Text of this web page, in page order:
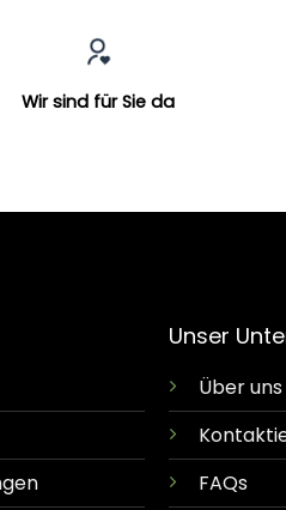
Wir sind für Sie da
Unser
Über uns
FAQs